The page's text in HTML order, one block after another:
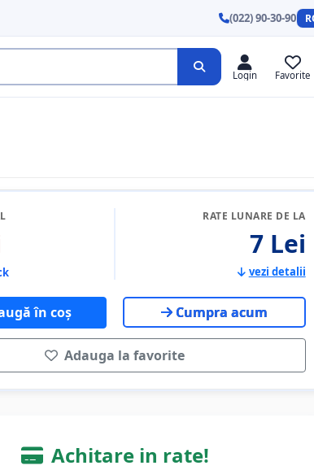
(022) 90-30-90
Login Favorite
RATE LUNARE DE LA
7 Lei
vezi detalii
în coș Cumpra acum
Adauga la favorite
Achitare in rate!